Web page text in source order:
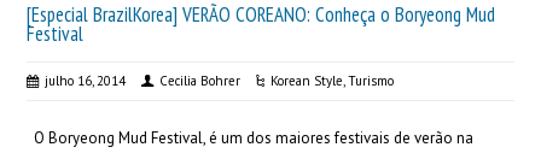
[Especial BrazilKorea] VERÃO COREANO: Conheça o Boryeong Mud
Festival
julho 16, 2014 Cecilia Bohrer Korean Style,Turismo
O Boryeong Mud Festival, é um dos maiores festivais de verão na